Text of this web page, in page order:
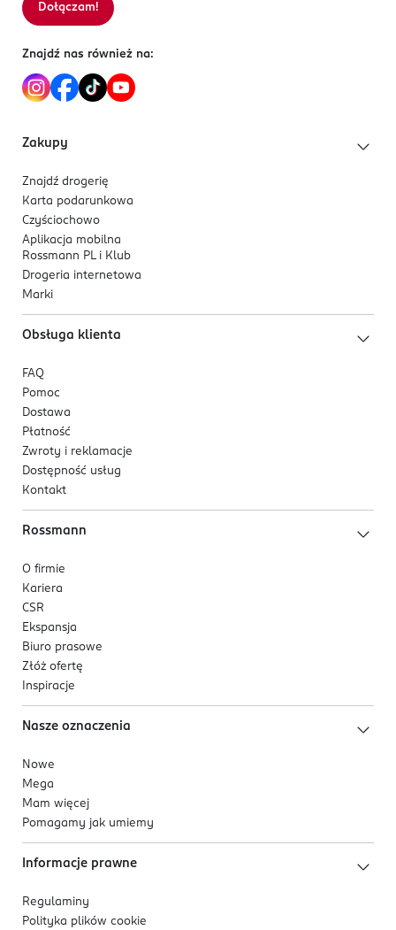
związanym z tym podrażnieniom.
Produkt wegański, przebadany klinicznie.
DIMETHICONE CROSSPOLYMER, POLYSORBATE 80,
ACETYLOCTAHYDRONAPHTHALENES.
Sortowanie wg
Dołączam!
Znajdź nas również na:
Zakupy
Znajdź drogerię
Karta podarunkowa
Czyściochowo
Aplikacja mobilna
Rossmann PL i Klub
Drogeria internetowa
Marki
Obsługa klienta
FAQ
Pomoc
Dostawa
Płatność
Zwroty i reklamacje
Dostępność usług
Kontakt
Rossmann
O firmie
Kariera
CSR
Ekspansja
Biuro prasowe
Złóż ofertę
Inspiracje
Nasze oznaczenia
Nowe
Mega
Mam więcej
Pomagamy jak umiemy
Informacje prawne
Regulaminy
Polityka plików cookie